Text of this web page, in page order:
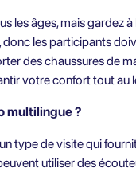
les âges, mais gardez
les participants
des chaussures de
votre confort tout au
multilingue ?
type de visite qui
utiliser des